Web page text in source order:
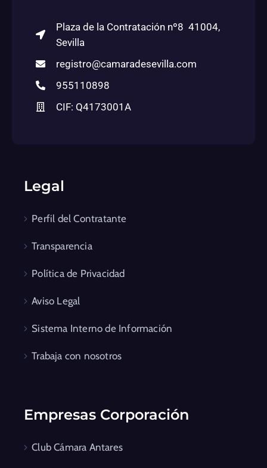
Plaza de la Contratación nº8 41004,
Sevilla
registro@camaradesevilla.com
955110898
CIF: Q4173001A
Legal
Perfil del Contratante
Transparencia
Política de Privacidad
Aviso Legal
Sistema Interno de Información
Trabaja con nosotros
Empresas Corporación
Club Cámara Antares